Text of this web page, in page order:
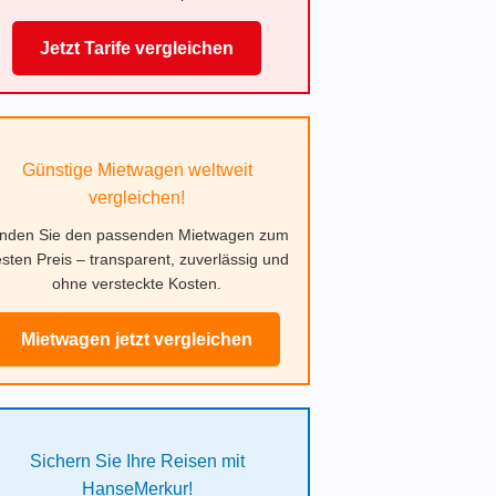
Jetzt Tarife vergleichen
Günstige Mietwagen weltweit
vergleichen!
Sie den passenden Mietwagen zum
Preis – transparent, zuverlässig und
ohne versteckte Kosten.
Mietwagen jetzt vergleichen
Sichern Sie Ihre Reisen mit
HanseMerkur!